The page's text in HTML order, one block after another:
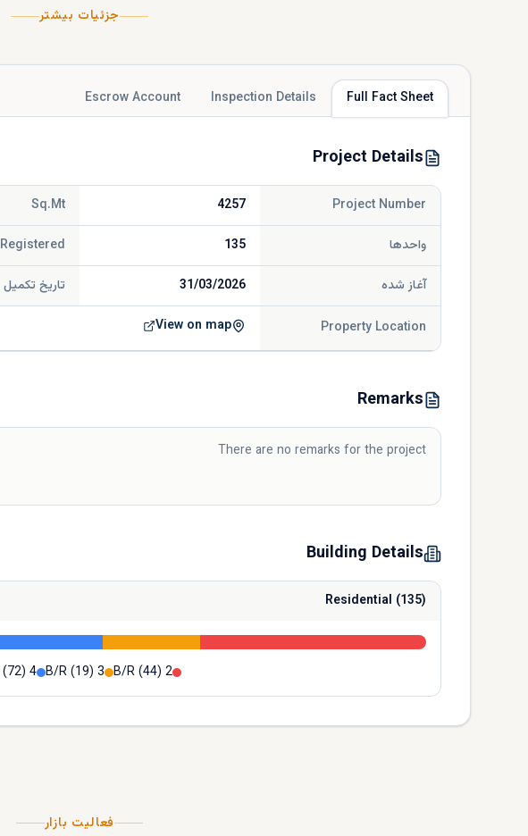
جزئیات بیشتر
Full Fact Sheet
Inspection Details
Escrow Account
Project Details
Project Number
4257
Sq.Mt
واحدها 135
Registered
آغاز شده 31/03/2026 تاریخ تکمیل
Property Location
View on map
Remarks
There are no remarks for the project
Building Details
Residential (135)
2 B/R
(44)
3 B/R
(19)
4 B/R
(72)
فعالیت بازار